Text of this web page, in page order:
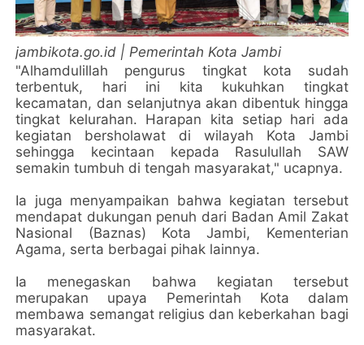
jambikota.go.id | Pemerintah Kota Jambi
"Alhamdulillah pengurus tingkat kota sudah
terbentuk, hari ini kita kukuhkan tingkat
kecamatan, dan selanjutnya akan dibentuk hingga
tingkat kelurahan. Harapan kita setiap hari ada
kegiatan bersholawat di wilayah Kota Jambi
sehingga kecintaan kepada Rasulullah SAW
semakin tumbuh di tengah masyarakat," ucapnya.
Ia juga menyampaikan bahwa kegiatan tersebut
mendapat dukungan penuh dari Badan Amil Zakat
Nasional (Baznas) Kota Jambi, Kementerian
Agama, serta berbagai pihak lainnya.
Ia menegaskan bahwa kegiatan tersebut
merupakan upaya Pemerintah Kota dalam
membawa semangat religius dan keberkahan bagi
masyarakat.